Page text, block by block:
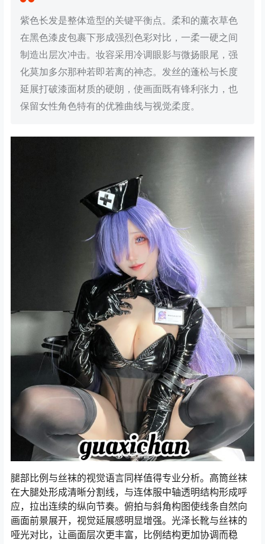
紫色长发是整体造型的关键平衡点。柔和的薰衣草色
在黑色漆皮包裹下形成强烈色彩对比，一柔一硬之间
制造出层次冲击。妆容采用冷调眼影与微扬眼尾，强
化莫加多尔那种若即若离的神态。发丝的蓬松与长度
延展打破漆面材质的硬朗，使画面既有锋利张力，也
保留女性角色特有的优雅曲线与视觉柔度。
腿部比例与丝袜的视觉语言同样值得专业分析。高筒丝袜
在大腿处形成清晰分割线，与连体服中轴透明结构形成呼
应，拉出连续的纵向节奏。俯拍与斜角构图使线条自然向
画面前景展开，视觉延展感明显增强。光泽长靴与丝袜的
哑光对比，让画面层次更丰富，比例结构更加协调而稳